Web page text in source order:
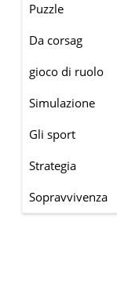
Puzzle
Da corsag
gioco di ruolo
Simulazione
Gli sport
Strategia
Sopravvivenza